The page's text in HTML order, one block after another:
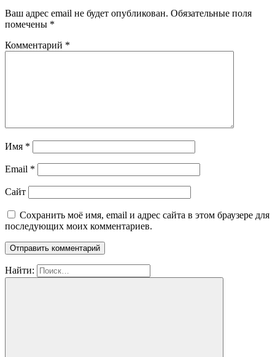
Ваш адрес email не будет опубликован. Обязательные поля
помечены *
Комментарий *
Имя *
Email *
Сайт
Сохранить моё имя, email и адрес сайта в этом браузере для
последующих моих комментариев.
Найти: